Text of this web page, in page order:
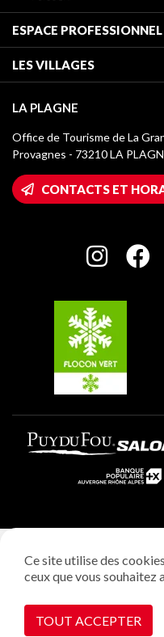
ESPACE PROFESSIONNEL
Classement des meublés
Taxe de séjour
Médiathèque
Logos La Plagne
Accès Wifi
Maison des Propriétaires
Charte des Acteurs Engagés
LES VILLAGES
Montchavin - Les Coches
Champagny-en-Vanoise
Plagne 1800
Plagne Villages
Plagne Aime 2000
LA PLAGNE
Office de Tourisme de La
Provagnes - 73210 LA
CONTACTS ET
Gestion des cookies
Ce site utilise des
ceux que vous souhaitez
TOUT ACCEPTER